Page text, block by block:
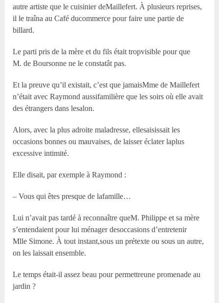
autre artiste que le cuisinier deMaillefert. À plusieurs reprises,
il le traîna au Café ducommerce pour faire une partie de
billard.
Le parti pris de la mère et du fils était tropvisible pour que
M. de Boursonne ne le constatât pas.
Et la preuve qu’il existait, c’est que jamaisMme de Maillefert
n’était avec Raymond aussifamilière que les soirs où elle avait
des étrangers dans lesalon.
Alors, avec la plus adroite maladresse, ellesaisissait les
occasions bonnes ou mauvaises, de laisser éclater laplus
excessive intimité.
Elle disait, par exemple à Raymond :
– Vous qui êtes presque de lafamille…
Lui n’avait pas tardé à reconnaître queM. Philippe et sa mère
s’entendaient pour lui ménager desoccasions d’entretenir
Mlle Simone. À tout instant,sous un prétexte ou sous un autre,
on les laissait ensemble.
Le temps était-il assez beau pour permettreune promenade au
jardin ?